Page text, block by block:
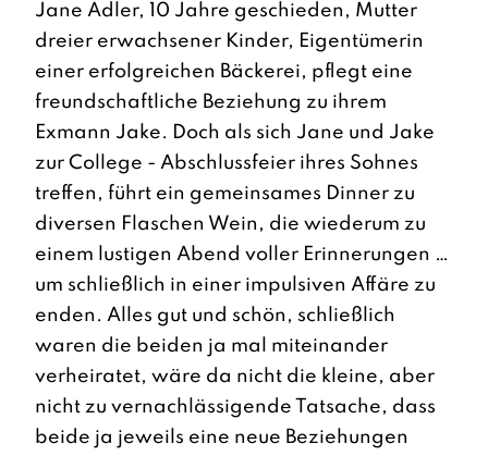
Jane Adler, 10 Jahre geschieden, Mutter
dreier erwachsener Kinder, Eigentümerin
einer erfolgreichen Bäckerei, pflegt eine
freundschaftliche Beziehung zu ihrem
Exmann Jake. Doch als sich Jane und Jake
zur College - Abschlussfeier ihres Sohnes
treffen, führt ein gemeinsames Dinner zu
diversen Flaschen Wein, die wiederum zu
einem lustigen Abend voller Erinnerungen …
um schließlich in einer impulsiven Affäre zu
enden. Alles gut und schön, schließlich
waren die beiden ja mal miteinander
verheiratet, wäre da nicht die kleine, aber
nicht zu vernachlässigende Tatsache, dass
beide ja jeweils eine neue Beziehungen